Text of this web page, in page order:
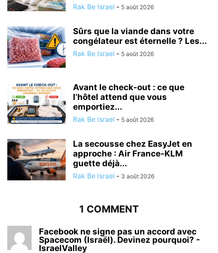
Rak Be Israel - 5 août 2026
Sûrs que la viande dans votre
congélateur est éternelle ? Les...
Rak Be Israel - 5 août 2026
Avant le check-out : ce que
l’hôtel attend que vous
emportiez...
Rak Be Israel - 5 août 2026
La secousse chez EasyJet en
approche : Air France-KLM
guette déjà...
Rak Be Israel - 3 août 2026
1 COMMENT
Facebook ne signe pas un accord avec
Spacecom (Israël). Devinez pourquoi? -
IsraelValley